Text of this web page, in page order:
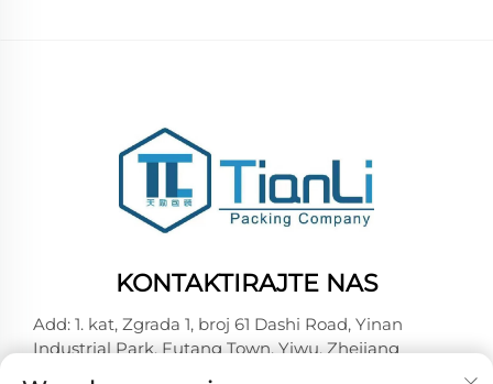
KONTAKTIRAJTE NAS
Add: 1. kat, Zgrada 1, broj 61 Dashi Road, Yinan
Industrial Park, Futang Town, Yiwu, Zhejiang